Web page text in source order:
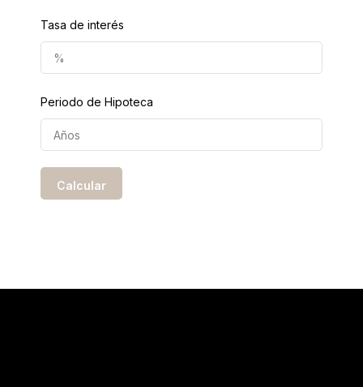
Tasa de interés
Periodo de Hipoteca